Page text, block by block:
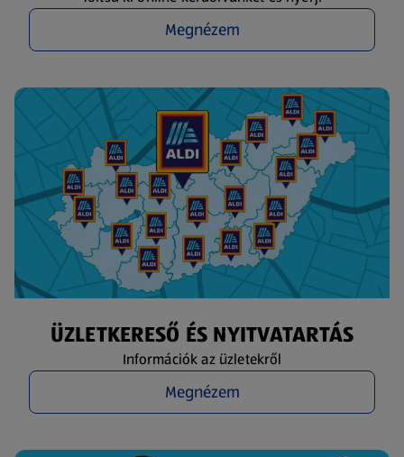
Megnézem
ÜZLETKERESŐ ÉS NYITVATARTÁS
Információk az üzletekről
Megnézem